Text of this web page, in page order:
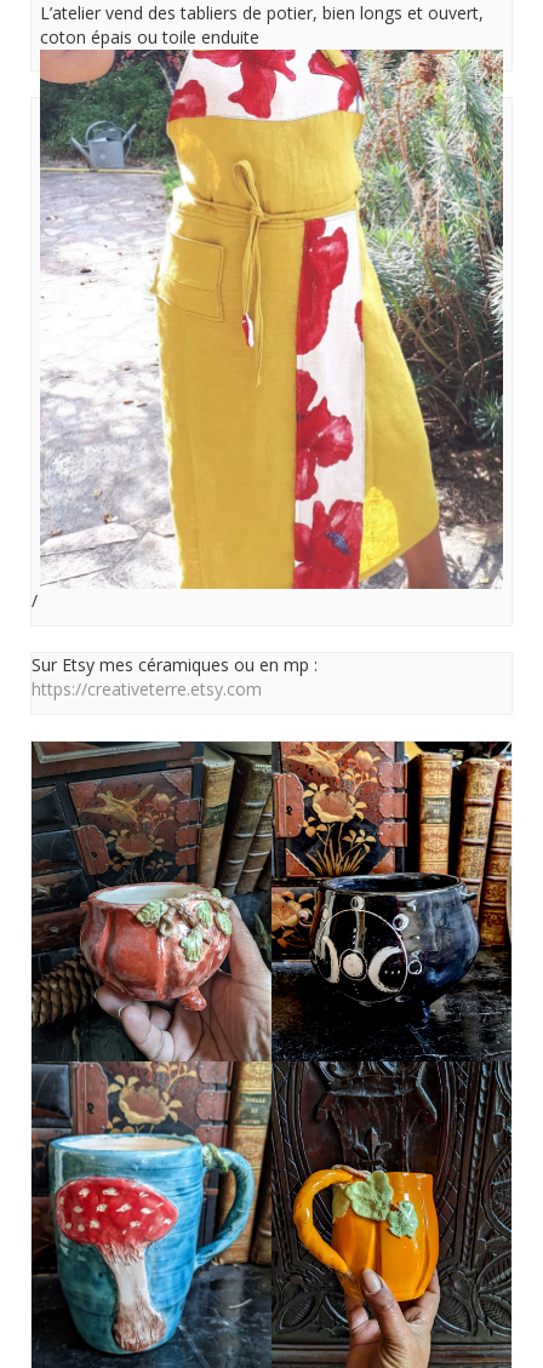
L’atelier vend des tabliers de potier, bien longs et ouvert,
coton épais ou toile enduite
/
Sur Etsy mes céramiques ou en mp :
https://creativeterre.etsy.com